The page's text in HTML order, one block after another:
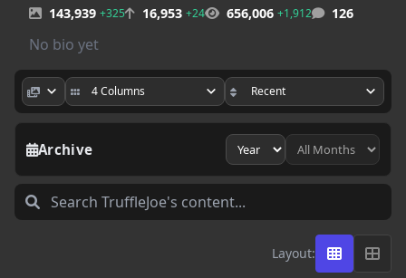
143,939 +325 16,953 +24 656,006 +1,912 126
No bio yet
Archive
Layout: